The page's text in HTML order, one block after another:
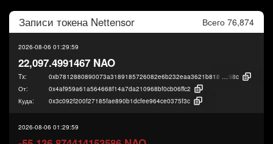
Записи токена Nettensor Всего 76,874
2026-08-06 01:29:59
22,097.4991467 NAO
Tx:
68c
От:
0x4af959a61a564668f14a7da210968bf0cb06ffc2
Куда:
0x3c092f200f27185fae890b1dcfee964ce0375f3c
2026-08-06 01:29:59